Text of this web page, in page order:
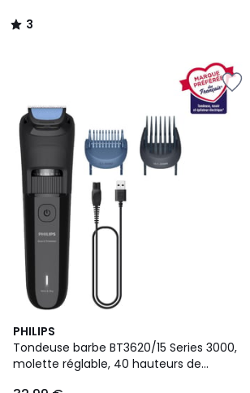
3
/
PHILIPS
Tondeuse barbe BT3620/15 Series 3000,
molette réglable, 40 hauteurs de
4,3
/ 5